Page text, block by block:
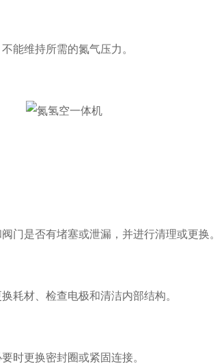
维持所需的氮气压力。
是否有堵塞或泄漏，并进行清理或更换。
材、检查电极和清洁内部结构。
更换密封圈或紧固连接。